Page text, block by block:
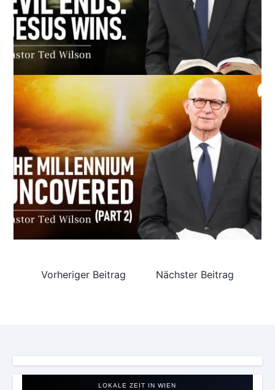
Vorheriger Beitrag Nächster Beitrag
LOKALE ZEIT IN WIEN